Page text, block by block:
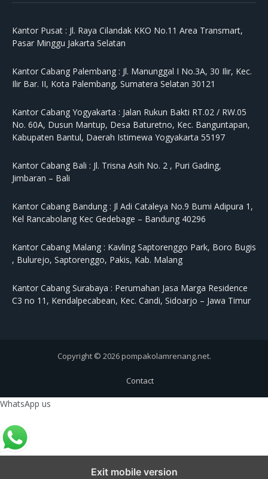
Kantor Pusat : Jl. Raya Cilandak KKO No.11 Area Transmart,
Pasar Minggu Jakarta Selatan
Kantor Cabang Palembang : Jl. Manunggal I No.3A, 30 Ilir, Kec.
Ilir Bar. II, Kota Palembang, Sumatera Selatan 30121
Kantor Cabang Yogyakarta : Jalan Rukun Bakti RT.02 / RW.05
No. 60A, Dusun Mantup, Desa Baturetno, Kec. Banguntapan,
Kabupaten Bantul, Daerah Istimewa Yogyakarta 55197
Kantor Cabang Bali : Jl. Trisna Asih No. 2 , Puri Gading,
Jimbaran – Bali
Kantor Cabang Bandung : Jl Adi Cataleya No.9 Bumi Adipura 1,
Kel Rancabolang Kec Gedebage – Bandung 40296
Kantor Cabang Malang : Kavling Saptorenggo Park, Boro Bugis
, Bulurejo, Saptorenggo, Pakis, Kab. Malang
Kantor Cabang Surabaya : Perumahan Jasa Marga Residence
C3 no 11, Kendalpecabean, Kec. Candi, Sidoarjo – Jawa Timur
Copyright © 2026 pompakolamrenang.net.
Contact
WhatsApp us
Exit mobile version